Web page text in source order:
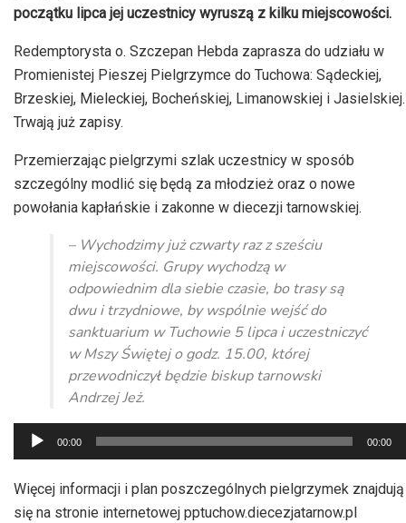
początku lipca jej uczestnicy wyruszą z kilku miejscowości.
Redemptorysta o. Szczepan Hebda zaprasza do udziału w
Promienistej Pieszej Pielgrzymce do Tuchowa: Sądeckiej,
Brzeskiej, Mieleckiej, Bocheńskiej, Limanowskiej i Jasielskiej.
Trwają już zapisy.
Przemierzając pielgrzymi szlak uczestnicy w sposób
szczególny modlić się będą za młodzież oraz o nowe
powołania kapłańskie i zakonne w diecezji tarnowskiej.
– Wychodzimy już czwarty raz z sześciu
miejscowości. Grupy wychodzą w
odpowiednim dla siebie czasie, bo trasy są
dwu i trzydniowe, by wspólnie wejść do
sanktuarium w Tuchowie 5 lipca i uczestniczyć
w Mszy Świętej o godz. 15.00, której
przewodniczył będzie biskup tarnowski
Andrzej Jeż.
Odtwarzacz
plików
dźwiękowych
00:00 00:00
Więcej informacji i plan poszczególnych pielgrzymek znajdują
się na stronie internetowej pptuchow.diecezjatarnow.pl